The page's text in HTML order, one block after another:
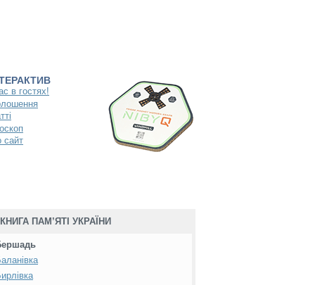
в гостях!
сайт
КНИГА ПАМ’ЯТІ УКРАЇНИ